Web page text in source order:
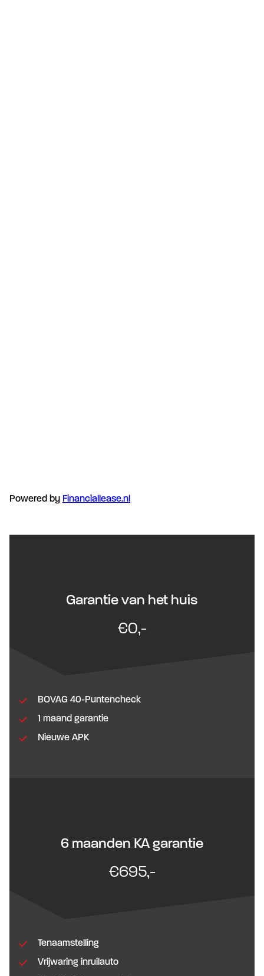
Powered by Financiallease.nl
Garantie van het huis
€0,-
BOVAG 40-Puntencheck
1 maand garantie
Nieuwe APK
6 maanden KA garantie
€695,-
Tenaamstelling
Vrijwaring inruilauto